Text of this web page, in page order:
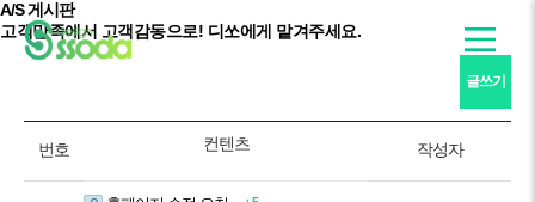
A/S 게시판
고객만족에서 고객감동으로! 디쏘에게 맡겨주세요.
글쓰기
번호 컨텐츠 작성자